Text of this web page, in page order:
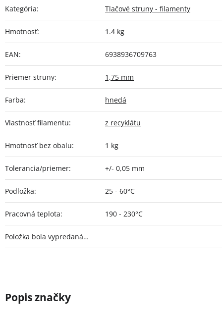
Kategória: Tlačové struny - filamenty
Hmotnosť: 1.4 kg
EAN: 6938936709763
Priemer struny: 1,75 mm
Farba: hnedá
Vlastnosť filamentu: z recyklátu
Hmotnosť bez obalu: 1 kg
Tolerancia/priemer: +/- 0,05 mm
Podložka: 25 - 60°C
Pracovná teplota: 190 - 230°C
Položka bola vypredaná…